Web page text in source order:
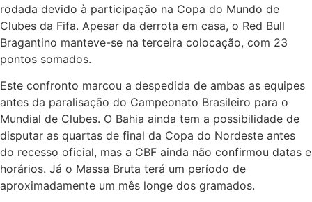
rodada devido à participação na Copa do Mundo de
Clubes da Fifa. Apesar da derrota em casa, o Red Bull
Bragantino manteve-se na terceira colocação, com 23
pontos somados.
Este confronto marcou a despedida de ambas as equipes
antes da paralisação do Campeonato Brasileiro para o
Mundial de Clubes. O Bahia ainda tem a possibilidade de
disputar as quartas de final da Copa do Nordeste antes
do recesso oficial, mas a CBF ainda não confirmou datas e
horários. Já o Massa Bruta terá um período de
aproximadamente um mês longe dos gramados.